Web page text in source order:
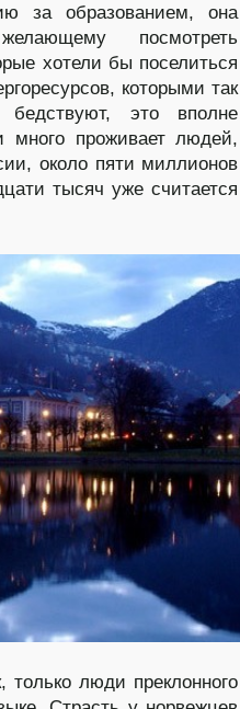
за образованием, она
посмотреть
хотели бы поселиться
которыми так
это вполне
проживает людей,
около пяти миллионов
тысяч уже считается
только люди преклонного